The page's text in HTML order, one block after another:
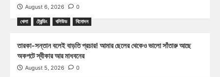
August 6, 2026 0
খেলা ট্রেন্ডিং বলিউড বিনোদন
তারকা-সন্তান বলেই বাড়তি প্রচার! আমার ছেলের থেকেও ভালো সাঁতারু আছে
অকপটে স্বীকার আর মাধবনের
August 5, 2026 0